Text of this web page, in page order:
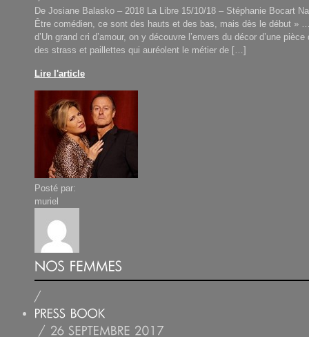
De Josiane Balasko – 2018 La Libre 15/10/18 – Stéphanie Bocart
Être comédien, ce sont des hauts et des bas, mais dès le début »
d’Un grand cri d’amour, on y découvre l’envers du décor d’une
des strass et paillettes qui auréolent le métier de […]
Lire l'article
Posté par:
muriel